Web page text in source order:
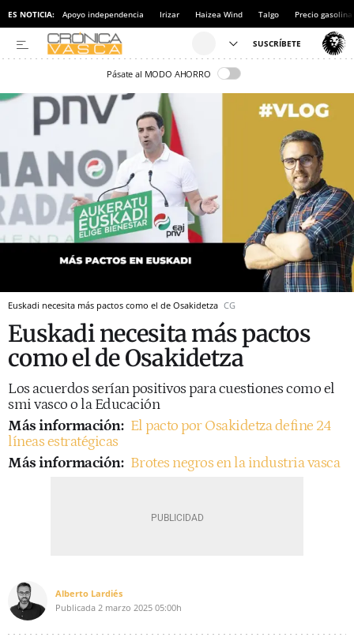
ES NOTICIA: Apoyo independencia Irizar Haizea Wind Talgo Precio gasolina
Pásate al MODO AHORRO
Euskadi necesita más pactos como el de Osakidetza CG
Euskadi necesita más pactos
como el de Osakidetza
Los acuerdos serían positivos para cuestiones como el
smi vasco o la Educación
Más información: El pacto por Osakidetza define 24
líneas estratégicas
Más información: Brotes negros en la industria vasca
Alberto Lardiés
Publicada 2 marzo 2025 05:00h